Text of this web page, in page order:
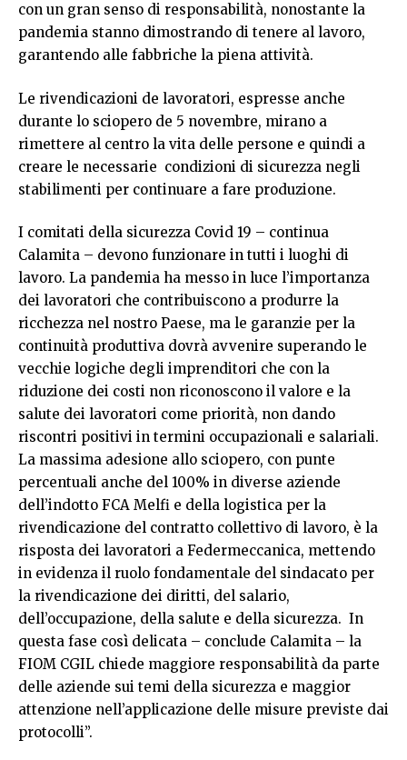
con un gran senso di responsabilità, nonostante la
pandemia stanno dimostrando di tenere al lavoro,
garantendo alle fabbriche la piena attività.
Le rivendicazioni de lavoratori, espresse anche
durante lo sciopero de 5 novembre, mirano a
rimettere al centro la vita delle persone e quindi a
creare le necessarie condizioni di sicurezza negli
stabilimenti per continuare a fare produzione.
I comitati della sicurezza Covid 19 – continua
Calamita – devono funzionare in tutti i luoghi di
lavoro. La pandemia ha messo in luce l’importanza
dei lavoratori che contribuiscono a produrre la
ricchezza nel nostro Paese, ma le garanzie per la
continuità produttiva dovrà avvenire superando le
vecchie logiche degli imprenditori che con la
riduzione dei costi non riconoscono il valore e la
salute dei lavoratori come priorità, non dando
riscontri positivi in termini occupazionali e salariali.
La massima adesione allo sciopero, con punte
percentuali anche del 100% in diverse aziende
dell’indotto FCA Melfi e della logistica per la
rivendicazione del contratto collettivo di lavoro, è la
risposta dei lavoratori a Federmeccanica, mettendo
in evidenza il ruolo fondamentale del sindacato per
la rivendicazione dei diritti, del salario,
dell’occupazione, della salute e della sicurezza. In
questa fase così delicata – conclude Calamita – la
FIOM CGIL chiede maggiore responsabilità da parte
delle aziende sui temi della sicurezza e maggior
attenzione nell’applicazione delle misure previste dai
protocolli”.